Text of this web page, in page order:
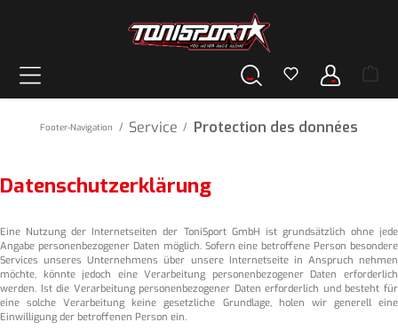
Footer-Navigation / Service / Protection des données
Datenschutzerklärung
Eine Nutzung der Internetseiten der ToniSport GmbH ist grundsätzlich ohne jede
Angabe personenbezogener Daten möglich. Sofern eine betroffene Person besondere
Services unseres Unternehmens über unsere Internetseite in Anspruch nehmen
möchte, könnte jedoch eine Verarbeitung personenbezogener Daten erforderlich
werden. Ist die Verarbeitung personenbezogener Daten erforderlich und besteht für
eine solche Verarbeitung keine gesetzliche Grundlage, holen wir generell eine
Einwilligung der betroffenen Person ein.